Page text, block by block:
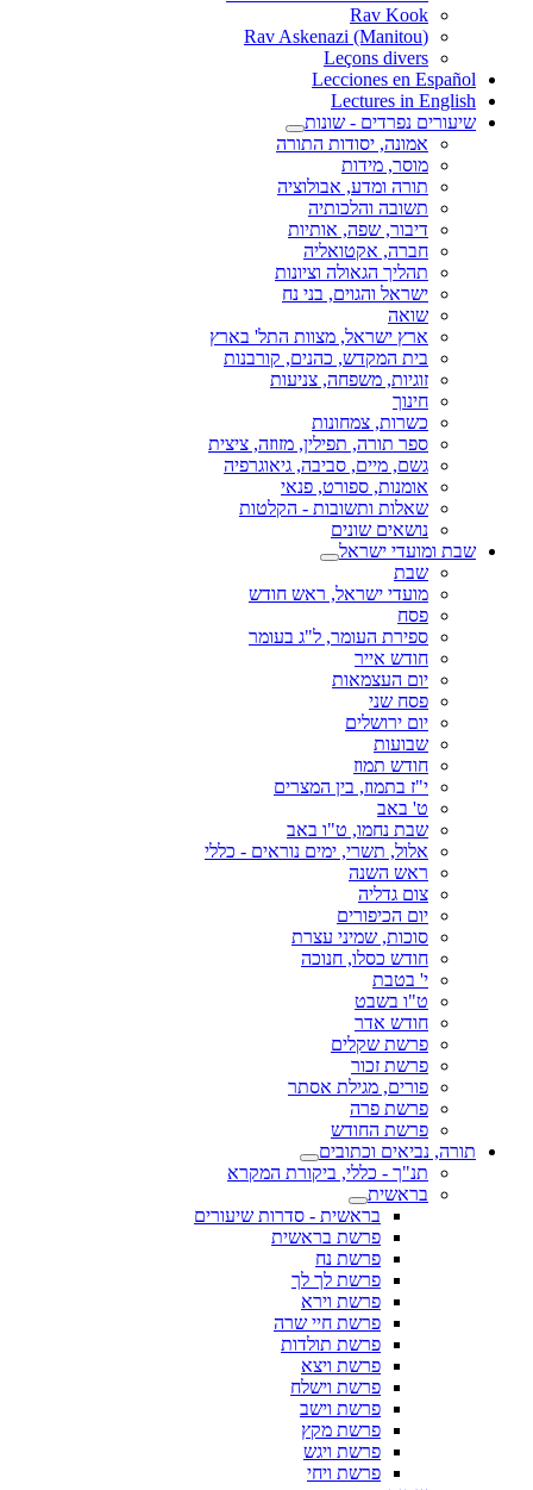
Rav Kook
(Rav Askenazi (Manitou
Leçons divers
Lecciones en Español
Lectures in English
שיעורים נפרדים - שונות
אמונה, יסודות התורה
מוסר, מידות
תורה ומדע, אבולוציה
תשובה והלכותיה
דיבור, שפה, אותיות
חברה, אקטואליה
תהליך הגאולה וציונות
ישראל והגוים, בני נח
שואה
ארץ ישראל, מצוות התל' בארץ
בית המקדש, כהנים, קורבנות
זוגיות, משפחה, צניעות
חינוך
כשרות, צמחונות
ספר תורה, תפילין, מזוזה, ציצית
גשם, מיים, סביבה, גיאוגרפיה
אומנות, ספורט, פנאי
שאלות ותשובות - הקלטות
נושאים שונים
שבת ומועדי ישראל
שבת
מועדי ישראל, ראש חודש
פסח
ספירת העומר, ל"ג בעומר
חודש אייר
יום העצמאות
פסח שני
יום ירושלים
שבועות
חודש תמוז
י"ז בתמוז, בין המצרים
ט' באב
שבת נחמו, ט"ו באב
אלול, תשרי, ימים נוראים - כללי
ראש השנה
צום גדליה
יום הכיפורים
סוכות, שמיני עצרת
חודש כסלו, חנוכה
י' בטבת
ט"ו בשבט
חודש אדר
פרשת שקלים
פרשת זכור
פורים, מגילת אסתר
פרשת פרה
פרשת החודש
תורה, נביאים וכתובים
תנ"ך - כללי, ביקורת המקרא
בראשית
בראשית - סדרות שיעורים
פרשת בראשית
פרשת נח
פרשת לך לך
פרשת וירא
פרשת חיי שרה
פרשת תולדות
פרשת ויצא
פרשת וישלח
פרשת וישב
פרשת מקץ
פרשת ויגש
פרשת ויחי